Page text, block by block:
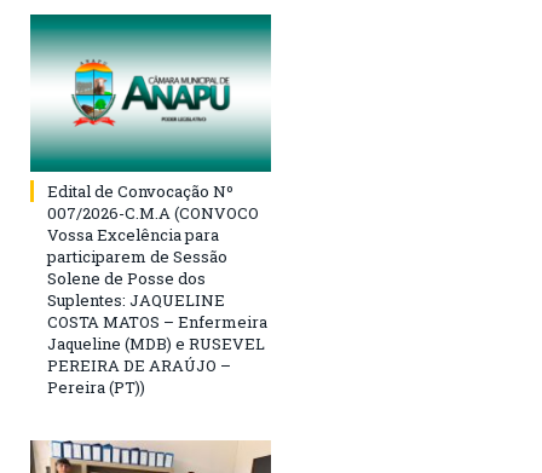
Edital de Convocação Nº
007/2026-C.M.A (CONVOCO
Vossa Excelência para
participarem de Sessão
Solene de Posse dos
Suplentes: JAQUELINE
COSTA MATOS – Enfermeira
Jaqueline (MDB) e RUSEVEL
PEREIRA DE ARAÚJO –
Pereira (PT))